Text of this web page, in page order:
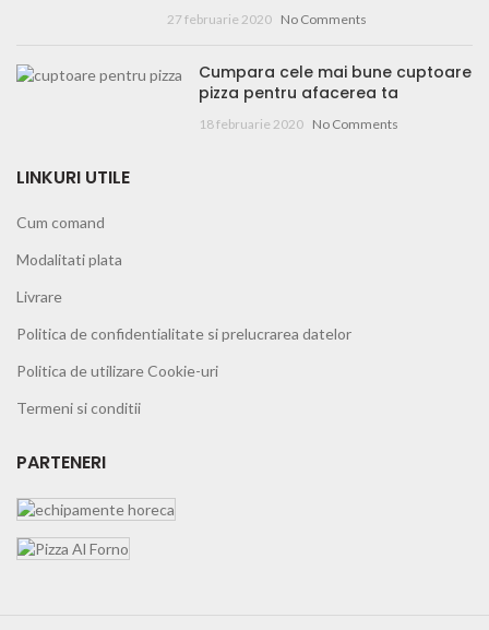
27 februarie 2020 No Comments
Cumpara cele mai bune cuptoare
pizza pentru afacerea ta
18 februarie 2020 No Comments
LINKURI UTILE
Cum comand
Modalitati plata
Livrare
Politica de confidentialitate si prelucrarea datelor
Politica de utilizare Cookie-uri
Termeni si conditii
PARTENERI